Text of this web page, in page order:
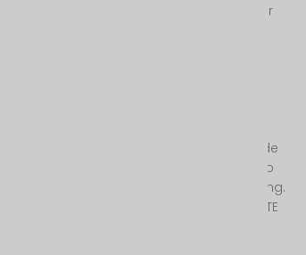
Ihr international tätiger
Kamerasysteme „Made
in Austria“ ab 6K/25mp
bis 12K/100mp Auflösung.
Outdoorkamera mit LTE